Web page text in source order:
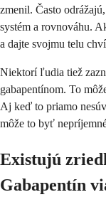
zmenil. Často
systém a rovnováhu.
a dajte svojmu telu
Niektorí ľudia tiež
gabapentínom. To
Aj keď to priamo
môže to byť
Existujú
Gabapentín